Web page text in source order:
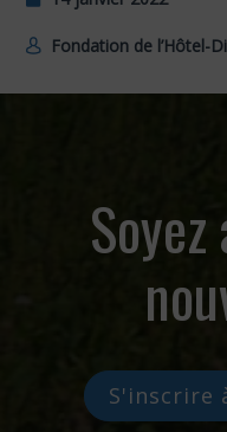
Fondation de l’Hôtel-
S'inscrire